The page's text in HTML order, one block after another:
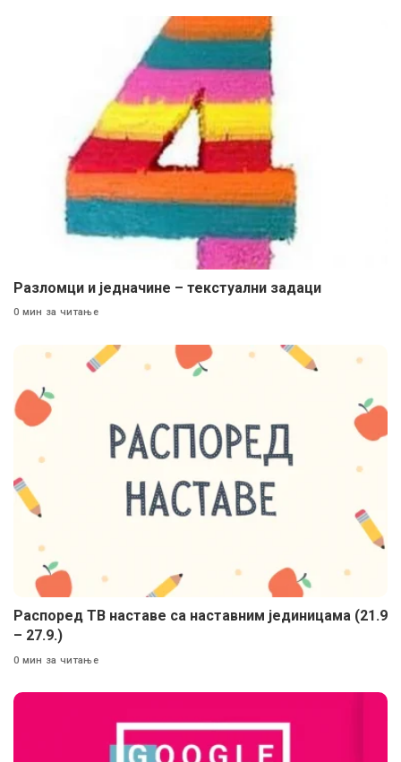
Разломци и једначине – текстуални задаци
0 мин за читање
Распоред ТВ наставе са наставним јединицама (21.9
– 27.9.)
0 мин за читање